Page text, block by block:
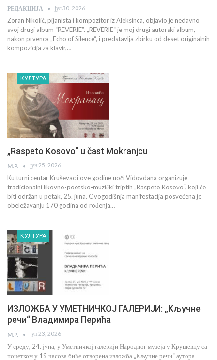
РЕДАКЦИЈА јул 30, 2026
Zoran Nikolić, pijanista i kompozitor iz Aleksinca, objavio je nedavno
svoj drugi album “REVERIE”. „REVERIE“ je moj drugi autorski album,
nakon prvenca „Echo of Silence“, i predstavlja zbirku od deset originalnih
kompozicija za klavir,…
КУЛТУРА
„Raspeto Kosovo“ u čast Mokranjcu
M.P. јун 25, 2026
Kulturni centar Kruševac i ove godine uoči Vidovdana organizuje
tradicionalni likovno-poetsko-muzički triptih „Raspeto Kosovo“, koji će
biti održan u petak, 25. juna. Ovogodišnja manifestacija posvećena je
obeležavanju 170 godina od rođenja…
КУЛТУРА
ИЗЛОЖБА У УМЕТНИЧКОЈ ГАЛЕРИЈИ: „Кључне
речи“ Владимира Перића
M.P. јун 23, 2026
У среду, 24. јуна, у Уметничкој галерији Народног музеја у Крушевцу са
почетком у 19 часова биће отворена изложба „Кључне речи“ аутора